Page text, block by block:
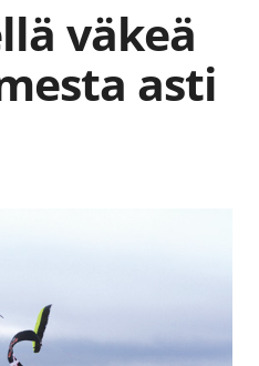
väkeä
asti